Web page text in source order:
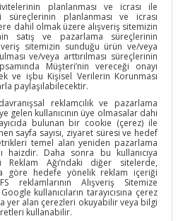
planlanması ve icrası ile
planlanması ve icrası
dahil olmak üzere alışveriş sitemizin
satış ve pazarlama süreçlerinin
sitemizin sunduğu ürün ve/veya
ve/veya arttırılması süreçlerinin
Müşteri’nin vereceği onayı
ve işbu Kişisel Verilerin Korunması
paylaşılabilecektir.
reklamcılık ve pazarlama
gelen kullanıcının üye olmasalar dahi
bulunan bir cookie (çerez) ile
sayfa sayısı, ziyaret süresi ve hedef
temel alan yeniden pazarlama
haizdir. Daha sonra bu kullanıcıya
Ağı’ndaki diğer sitelerde,
göre hedefe yönelik reklam içeriği
reklamlarının Alışveriş Sitemize
kullanıcıların tarayıcısına çerez
yer alan çerezleri okuyabilir veya bilgi
kullanabilir.